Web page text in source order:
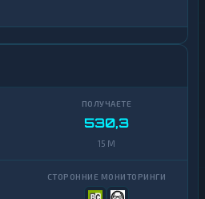
530,3
15 M